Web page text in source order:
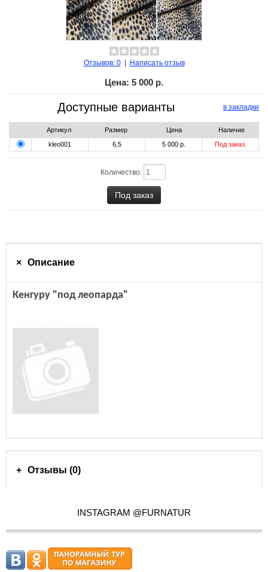
Отзывов: 0| Написать отзыв
Цена: 5 000 р.
в закладки
Доступные варианты
Артикул Размер Цена
Наличие
kleo001
6,5 5 000 р. Под заказ.
Количество:
Описание
Кенгуру "под леопарда"
Отзывы (0)
INSTAGRAM @FURNATUR